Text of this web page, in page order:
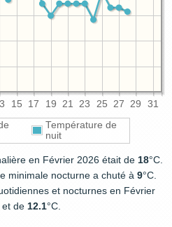
15 17 19 21 23 25 27 29 31
Température de
nuit
en Février 2026 était de 18°C.
minimale nocturne a chuté à 9°C.
et nocturnes en Février
et de 12.1°C.